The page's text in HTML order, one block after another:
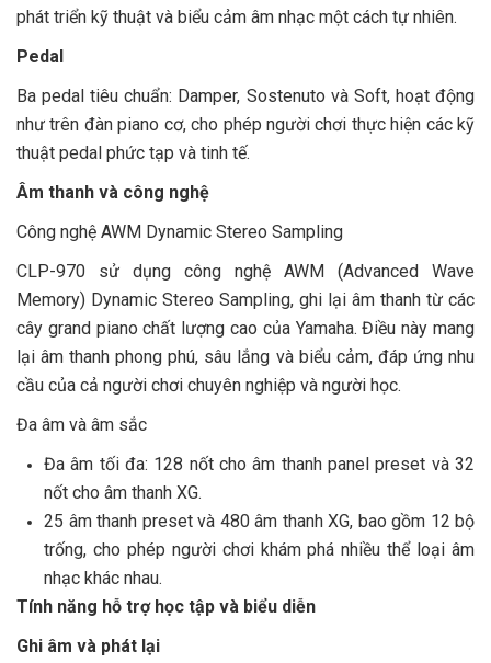
phát triển kỹ thuật và biểu cảm âm nhạc một cách tự nhiên.
Pedal
Ba pedal tiêu chuẩn: Damper, Sostenuto và Soft, hoạt động
như trên đàn piano cơ, cho phép người chơi thực hiện các kỹ
thuật pedal phức tạp và tinh tế.
Âm thanh và công nghệ
Công nghệ AWM Dynamic Stereo Sampling
CLP-970 sử dụng công nghệ AWM (Advanced Wave
Memory) Dynamic Stereo Sampling, ghi lại âm thanh từ các
cây grand piano chất lượng cao của Yamaha. Điều này mang
lại âm thanh phong phú, sâu lắng và biểu cảm, đáp ứng nhu
cầu của cả người chơi chuyên nghiệp và người học.
Đa âm và âm sắc
Đa âm tối đa: 128 nốt cho âm thanh panel preset và 32
nốt cho âm thanh XG.
25 âm thanh preset và 480 âm thanh XG, bao gồm 12 bộ
trống, cho phép người chơi khám phá nhiều thể loại âm
nhạc khác nhau.
Tính năng hỗ trợ học tập và biểu diễn
Ghi âm và phát lại